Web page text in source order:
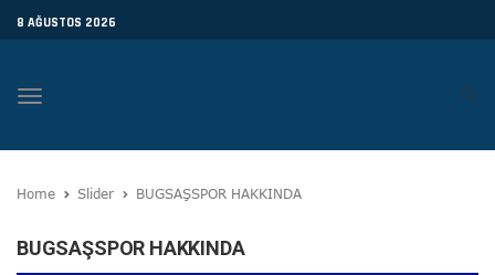
8 AĞUSTOS 2026
Toggle
Home Slider BUGSAŞSPOR HAKKINDA
BUGSAŞSPOR HAKKINDA